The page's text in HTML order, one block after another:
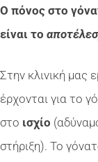
Ο πόνος στο
είναι το
Στην κλινική μας
έρχονται για το
στο ισχίο
στήριξη). Το